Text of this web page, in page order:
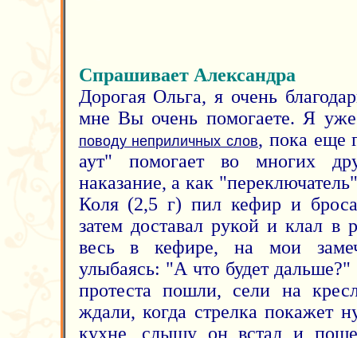
Спрашивает Александра
Дорогая Ольга, я очень
мне Вы очень помогаете. Я
поводу неприличных слов, пока еще
аут" помогает во многих
наказание, а как
Коля (2,5 г) пил кефир и
затем доставал рукой и клал в
весь в кефире, на мои
улыбаясь: "А что будет
протеста пошли, сели на
ждали, когда стрелка покажет
кухне, слышу он встал и